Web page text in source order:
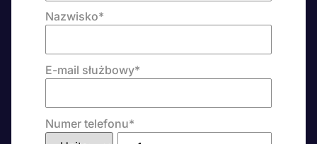
Nazwisko*
E-mail służbowy*
Numer telefonu*